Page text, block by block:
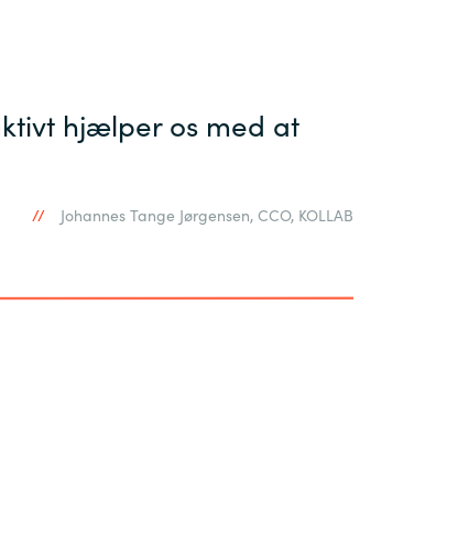
hjælper os med at
Johannes Tange Jørgensen, CCO, KOLLAB